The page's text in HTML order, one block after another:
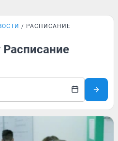
РАСПИСАНИЕ
Расписание